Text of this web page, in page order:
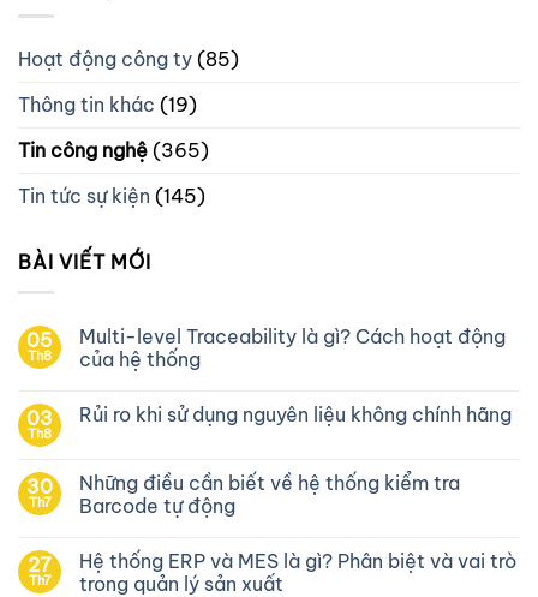
Hoạt động công ty (85)
Thông tin khác (19)
Tin công nghệ (365)
Tin tức sự kiện (145)
BÀI VIẾT MỚI
05
Th8
Multi-level Traceability là gì? Cách hoạt động
của hệ thống
03
Th8
Rủi ro khi sử dụng nguyên liệu không chính hãng
30
Th7
Những điều cần biết về hệ thống kiểm tra
Barcode tự động
27
Th7
Hệ thống ERP và MES là gì? Phân biệt và vai trò
trong quản lý sản xuất